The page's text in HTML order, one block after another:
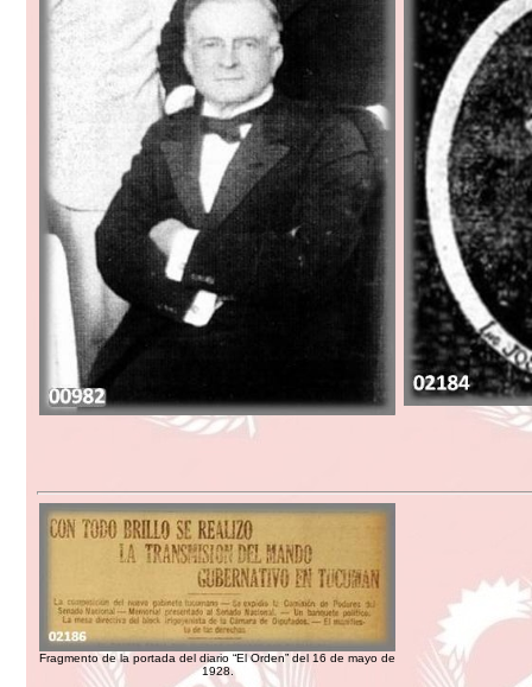
Fragmento de la portada del diario “El Orden” del 16 de mayo de
1928.